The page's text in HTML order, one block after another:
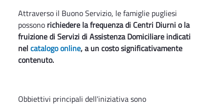
Attraverso il Buono Servizio, le famiglie pugliesi
possono richiedere la frequenza di Centri Diurni o la
fruizione di Servizi di Assistenza Domiciliare indicati
nelcatalogo online, a un costo significativamente
contenuto.
Obbiettivi principali dell'iniziativa sono